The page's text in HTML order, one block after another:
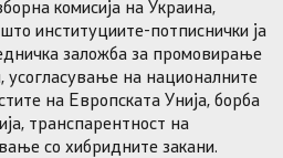
комисија на Украина,
институциите-потписнички ја
заложба за промовирање
усогласување на националните
на Европската Унија, борба
транспарентност на
со хибридните закани.